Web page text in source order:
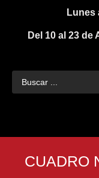
Lunes
Del 10 al 23 de
CUADRO